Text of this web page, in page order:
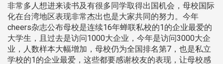
非常多人想进来读书及有很多同学取得出国机会，母校国际
化在台湾地区表现非常杰出也是大家共同的努力。今年
cheers杂志公布母校是连续16年蝉联私校的1的企业最爱的
大学生，且过去是访问1000大企业，今年是访问3000大企
业，人数样本大幅增加，母校仍为全国排名第7，也是私立
学校的1的企业最爱，这些都要感谢校友的表现，让母校感